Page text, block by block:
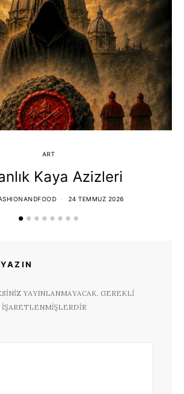
ART
Kaya Azizleri
24 TEMMUZ 2026
YAYINLANMAYACAK. GEREKLI
IŞARETLENMIŞLERDIR